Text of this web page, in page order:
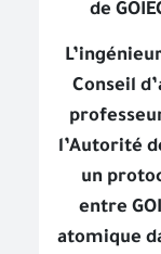
de
Conseil
l’Autorité
un
entre
atomique